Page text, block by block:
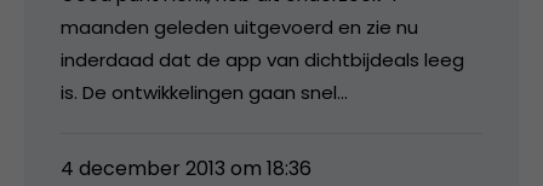
maanden geleden uitgevoerd en zie nu
inderdaad dat de app van dichtbijdeals leeg
is. De ontwikkelingen gaan snel…
4 december 2013 om 18:36